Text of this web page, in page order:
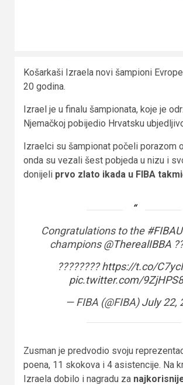
Košarkaši Izraela novi šampioni
20 godina.
Izrael je u finalu šampionata, koje je
Njemačkoj pobijedio Hrvatsku
Izraelci su šampionat počeli porazom
onda su vezali šest pobjeda u nizu i
donijeli prvo zlato ikada u FIBA
Congratulations to the
champions@TherealIBBA
????????https://t.co/
pic.twitter.com/
— FIBA (@FIBA)July 22,
Zusman je predvodio svoju
poena, 11 skokova i 4 asistencije. Na
Izraela dobilo i nagradu za